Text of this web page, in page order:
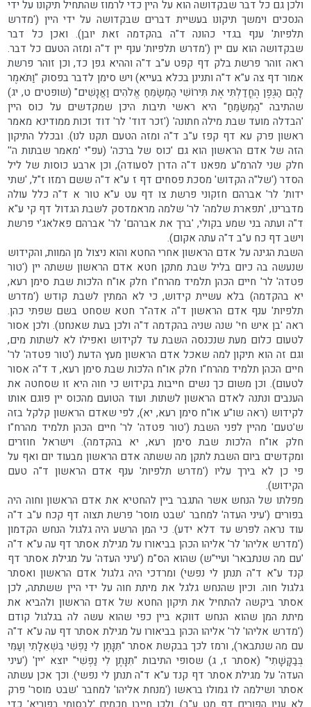
ולכן גם כל דבר שבקדושה הוא על היין כדי לרמוז שהתחיל תיקונו על ידי
הנסכים וימשך תיקונו בעשיית דברים שבקדושה על ידי היין ('מדרש
תלפיות' ענף בגדי כהונה ד"ה בהקדמה זאת יובן). ואכן כל דבר
שבקדושה הוא עם יין ('מדרש תלפיות' ענף יין ד"ה ומזה הטעם כל דבר.
ראה זוהר פרשת בלק דף קפט ע"ב ד"ה וההיא גפן כד, וכן זוהר פרשת
אמור דף צה ע"א ד"ה ותנינן בכלא בעייא) ויש סימן לדבר בפסוק "וַתֹּאמֶר
לָהֶם הַגֶּפֶן הֶחֳדַלְתִּי אֶת תִּירוֹשִׁי הַמְשַׂמֵּחַ אֱלֹהִים וַאֲנָשִׁים" (שופטים ט, יג)
שהתיבה "הַמְשַׂמֵּחַ" היא ראשי תיבות היכן שמקדשים על כוס היין
'הבדלה מועד שבת מילה חתונה' ('זכר דוד' לר' דוד זכות ממודינא מאמר
ראשון פרק עא דף קפז ע"ב ד"ה ומזה הטעם תקנו לנו). ובכלל התיקון
הזה של אדם הראשון הוא גם 'כוס של ברכה' (עפ"י 'מאמר שבתות ה''
חלק שני להרמ"ע מפאנו ד"ה הדרן לסעודה), וכן ארבע כוסות של ליל
הסדר ('של"ה הקדוש' מסכת פסחים דף ז ע"א ד"ה ששם רמזו ז"ל, 'שתי
ידות' לר' אברהם חזקוני פרשת צו דף עט ע"א טור א ד"ה כלל עולה
מדברינו, 'תפארת שלמה' לר' שלמה מראמדסק לשבת הגדול דף קי ע"א
ד"ה ועתה בני שמע בקולי, 'ברך את אברהם' לר' אברהם פאלאג'י פרשת
וישב דף כח ע"ב ד"ה עתה אקום).
השבת הגינה על אדם הראשון אחרי החטא והוא ניצול מן המוות, והקידוש
שנעשה בה כיום בליל שבת מתקן חטא אדם הראשון ששתה יין ('טור
פטדה' לר' חיים הכהן תלמיד מהרח"ו חלק או"ח הלכות שבת סימן רעא,
יא בהקדמה) בלא עשיית קידוש, כי לא המתין לשבת קודש ('מדרש
תלפיות' ענף אדם הראשון ד"ה אדה"ר חטא שסחט בשם שפתי כהן.
ראה 'בן איש חי' שנה שניה בהקדמה ד"ה ולכן בעת שאנחנו). ולכן אסור
לטעום כלום מעת שנכנסה השבת עד לקידוש ואפילו לא לשתות מים,
וגם זה הוא תיקון למה שאכל אדם הראשון מעץ הדעת ('טור פטדה' לר'
חיים הכהן תלמיד מהרח"ו חלק או"ח הלכות שבת סימן רעא, ד ד"ה אסור
לטעום). וכן משום כך נשים חייבות בקידוש כי חוה היא זו שסחטה את
הענבים ונתנה לאדם הראשון לשתות. ועוד הטועם מהכוס יין פוגם אותו
לקידוש (ראה שו"ע או"ח סימן רעא, יא), לפי שאדם הראשון קלקל בזה
ש'טעם' מהיין לפני השבת ('טור פטדה' לר' חיים הכהן תלמיד מהרח"ו
חלק או"ח הלכות שבת סימן רעא, יא בהקדמה). וישראל חוזרים
ומקדשים ביום השבת לתקן מה ששתה אדם הראשון מבעוד יום ואף על
פי כן לא בירך עליו ('מדרש תלפיות' ענף אדם הראשון ד"ה טעם
הקידוש).
מפלתו של הנחש אשר התגבר ביין להחטיא את אדם הראשון וחוה היה
בפורים ('עיני העדה' למחבר 'שבט מוסר' פרשת תצוה דף קכח ע"ב ד"ה
עוד נראה לפרש עד דלא ידע). כי המן הרשע היה גלגול הנחש הקדמון
('מדרש אליהו' לר' אליהו הכהן בביאורו על מגילת אסתר דף עה ע"א ד"ה
'עם מה שנתבאר' ועיי"ש) שהוא הס"מ ('עיני העדה' על מגילת אסתר דף
קנד ע"א ד"ה תנתן לי נפשי) ומרדכי היה גלגול אדם הראשון ואסתר
גלגול חוה. וכיון שהנחש גלגל את מיתת חוה על ידי היין ששתתה, לכן
אסתר ביקשה להתחיל את תיקון החטא של אדם הראשון ולהביא את
מיתת המן שהוא הנחש דווקא ביין כפי שהוא עשה לה בגלגול קודם
('מדרש אליהו' לר' אליהו הכהן בביאורו על מגילת אסתר דף עה ע"א ד"ה
עם מה שנתבאר), ורמז לכך בבקשת אסתר "תִּנָּתֶן לִי נַפְשִׁי בִּשְׁאֵלָתִי וְעַמִּי
בְּבַקָּשָׁתִי" (אסתר ז, ג) שסופי התיבות "תִּנָּתֶן לִי נַפְשִׁי" יוצא 'יין' ('עיני
העדה' על מגילת אסתר דף קנד ע"א ד"ה תנתן לי נפשי). וכך אכן עשתה
אסתר ושילמה לו גמולו בראשו ('מנחת אליהו' למחבר 'שבט מוסר' פרק